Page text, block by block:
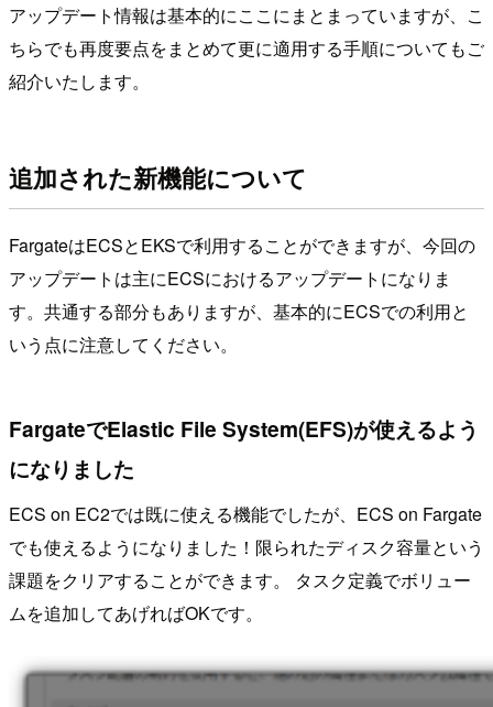
アップデート情報は基本的にここにまとまっていますが、こ
ちらでも再度要点をまとめて更に適用する手順についてもご
紹介いたします。
追加された新機能について
FargateはECSとEKSで利用することができますが、今回の
アップデートは主にECSにおけるアップデートになりま
す。共通する部分もありますが、基本的にECSでの利用と
いう点に注意してください。
FargateでElastic File System(EFS)が使えるよう
になりました
ECS on EC2では既に使える機能でしたが、ECS on Fargate
でも使えるようになりました！限られたディスク容量という
課題をクリアすることができます。 タスク定義でボリュー
ムを追加してあげればOKです。